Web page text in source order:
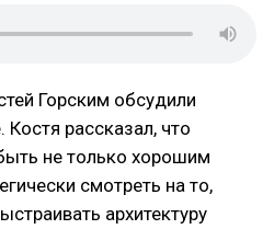
Горским обсудили
Костя рассказал, что
не только хорошим
смотреть на то,
архитектуру